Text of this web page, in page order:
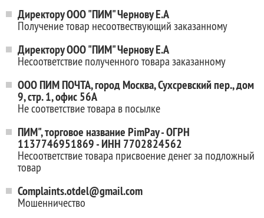
Директору ООО "ПИМ" Чернову Е.А
Получение товар несоотвествующий заказанному
Директору ООО "ПИМ" Чернову Е.А
Несоответствие полученного товара заказанному
ООО ПИМ ПОЧТА, город Москва, Сухсревский пер., дом
9, стр. 1, офис 56А
Не соответствие товара в посылке
ПИМ", торговое название PimPay - ОГРН
1137746951869 - ИНН 7702824562
Несоответствие товара присвоение денег за подложный
товар
Complaints.otdel@gmail.com
Мошенничество